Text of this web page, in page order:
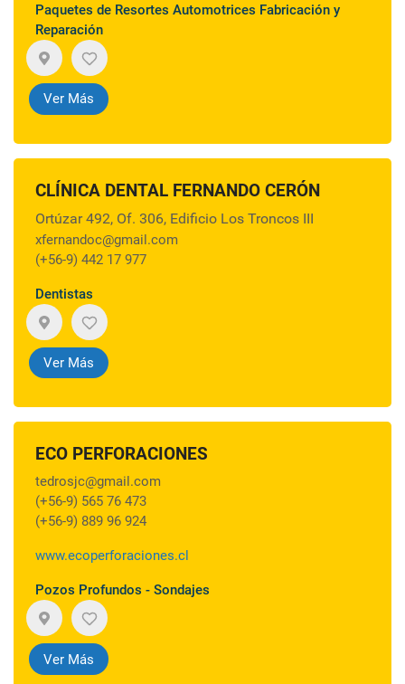
Paquetes de Resortes Automotrices Fabricación y
Reparación
Ver Más
CLÍNICA DENTAL FERNANDO CERÓN
Ortúzar 492, Of. 306, Edificio Los Troncos III
xfernandoc@gmail.com
(+56-9) 442 17 977
Dentistas
Ver Más
ECO PERFORACIONES
tedrosjc@gmail.com
(+56-9) 565 76 473
(+56-9) 889 96 924
www.ecoperforaciones.cl
Pozos Profundos - Sondajes
Ver Más